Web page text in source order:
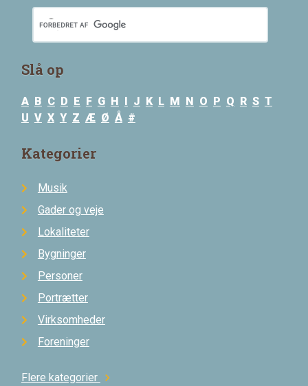
Slå op
A B C D E F G H I J K L M N O P Q R S T
U V X Y Z Æ Ø Å #
Kategorier
Musik
Gader og veje
Lokaliteter
Bygninger
Personer
Portrætter
Virksomheder
Foreninger
Flere kategorier chevron_right